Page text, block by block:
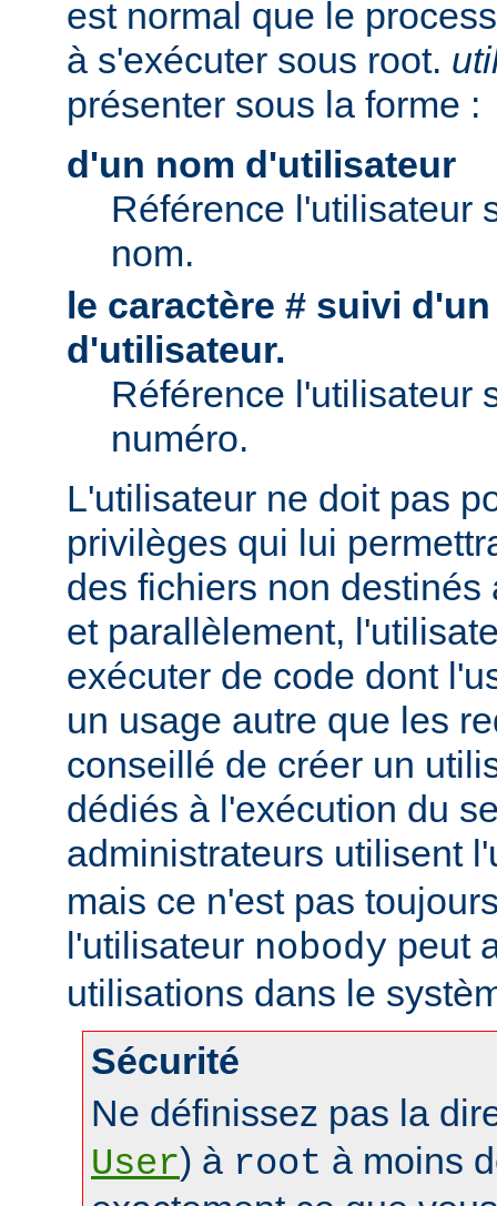
est normal que le
à s'exécuter sous root.
présenter sous la forme :
d'un nom d'utilisateur
Référence l'utilisateur
nom.
le caractère # suivi
d'utilisateur.
Référence l'utilisateur
numéro.
L'utilisateur ne doit pas
privilèges qui lui
des fichiers non destinés
et parallèlement,
exécuter de code dont
un usage autre que les
conseillé de créer un
dédiés à l'exécution du
administrateurs utilisent
mais ce n'est pas
l'utilisateur nobody peut
utilisations dans le
Sécurité
Ne définissez pas la
User) à root à moins